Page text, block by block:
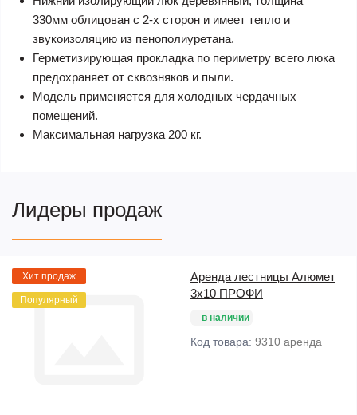
330мм облицован с 2-х сторон и имеет тепло и
звукоизоляцию из пенополиуретана.
Герметизирующая прокладка по периметру всего люка
предохраняет от сквозняков и пыли.
Модель применяется для холодных чердачных
помещений.
Максимальная нагрузка 200 кг.
Лидеры продаж
Хит продаж
Популярный
Аренда лестницы Алюмет
3х10 ПРОФИ
в наличии
Код товара: 9310 аренда